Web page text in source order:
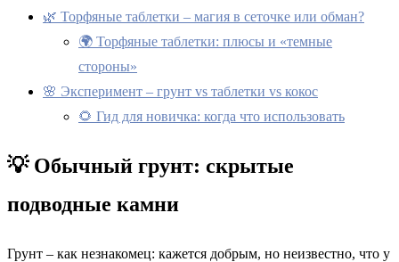
🌿 Торфяные таблетки – магия в сеточке или обман?
🌍 Торфяные таблетки: плюсы и «темные
стороны»
🌸 Эксперимент – грунт vs таблетки vs кокос
🌻 Гид для новичка: когда что использовать
💡 Обычный грунт: скрытые
подводные камни
Грунт – как незнакомец: кажется добрым, но неизвестно, что у